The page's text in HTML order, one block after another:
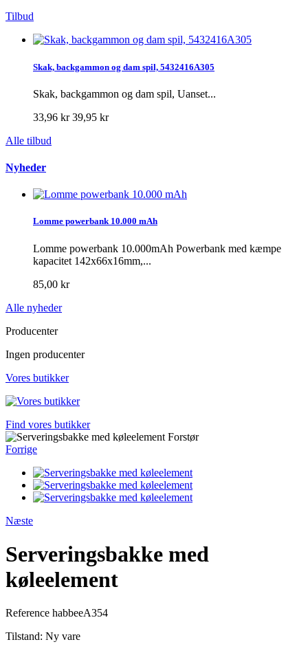
Tilbud
Skak, backgammon og dam spil, 5432416A305
Skak, backgammon og dam spil, Uanset...
33,96 kr39,95 kr
Alle tilbud
Nyheder
Lomme powerbank 10.000 mAh
Lomme powerbank 10.000mAh Powerbank med kæmpe
kapacitet 142x66x16mm,...
85,00 kr
Alle nyheder
Producenter
Ingen producenter
Vores butikker
Find vores butikker
Forstør
Forrige
Næste
Serveringsbakke med
køleelement
Reference habbeeA354
Tilstand: Ny vare